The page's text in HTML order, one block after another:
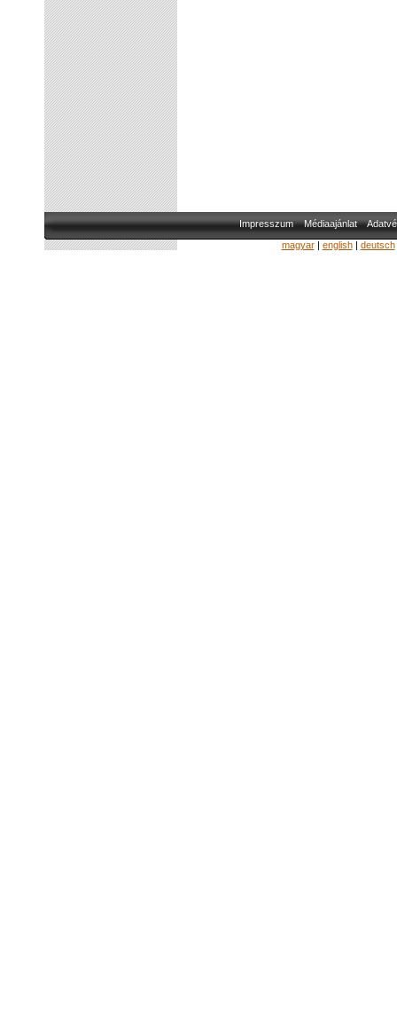
Impresszum Médiaajánlat
magyar| english| deutsch